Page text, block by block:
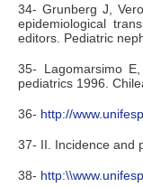
34- Grunberg J,
epidemiological
editors. Pediatric
35- Lagomarsimo
pediatrics 1996.
36- http://
37- II. Incidence and
38-